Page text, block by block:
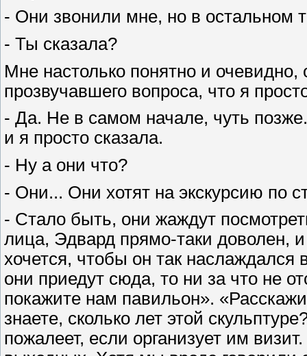
- Они звонили мне, но в остальном
- Ты сказала?
Мне настолько понятно и
прозвучавшего вопроса, что я
- Да. Не в самом начале, чуть
и я просто сказала.
- Ну а они что?
- Они... Они хотят на экскурсию по
- Стало быть, они жаждут
лица, Эдвард прямо-таки доволен,
хочется, чтобы он так
они приедут сюда, то ни за что не
покажите нам павильон».
знаете, сколько лет этой
пожалеет, если организует им